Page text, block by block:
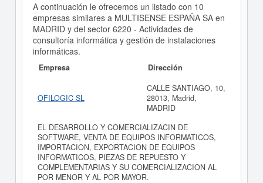
A continuación le ofrecemos un listado con 10
empresas similares a MULTISENSE ESPAÑA SA en
MADRID y del sector 6220 - Actividades de
consultoría informática y gestión de instalaciones
informáticas.
Empresa Dirección
OFILOGIC SL
CALLE SANTIAGO, 10,
28013, Madrid,
MADRID
EL DESARROLLO Y COMERCIALIZACIN DE
SOFTWARE, VENTA DE EQUIPOS INFORMATICOS,
IMPORTACION, EXPORTACION DE EQUIPOS
INFORMATICOS, PIEZAS DE REPUESTO Y
COMPLEMENTARIAS Y SU COMERCIALIZACION AL
POR MENOR Y AL POR MAYOR.